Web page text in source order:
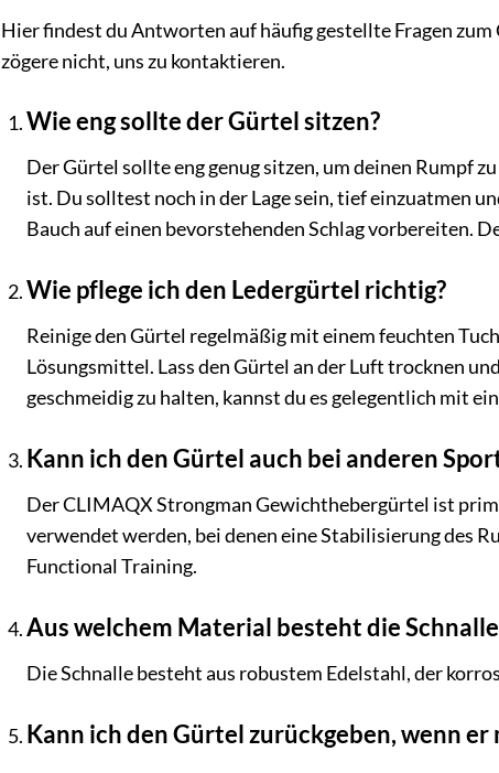
Hier findest du Antworten auf häufig gestellte Fragen
zögere nicht, uns zu kontaktieren.
Wie eng sollte der Gürtel sitzen?
Der Gürtel sollte eng genug sitzen, um deinen Rumpf
ist. Du solltest noch in der Lage sein, tief einzuatmen
Bauch auf einen bevorstehenden Schlag vorbereiten.
Wie pflege ich den Ledergürtel richtig?
Reinige den Gürtel regelmäßig mit einem feuchten
Lösungsmittel. Lass den Gürtel an der Luft trocknen
geschmeidig zu halten, kannst du es gelegentlich mit
Kann ich den Gürtel auch bei anderen
Der CLIMAQX Strongman Gewichthebergürtel ist
verwendet werden, bei denen eine Stabilisierung des
Functional Training.
Aus welchem Material besteht die
Die Schnalle besteht aus robustem Edelstahl, der
Kann ich den Gürtel zurückgeben, wenn er